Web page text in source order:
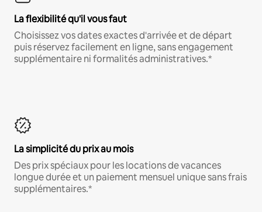
La flexibilité qu'il vous faut
Choisissez vos dates exactes d'arrivée et de départ
puis réservez facilement en ligne, sans engagement
supplémentaire ni formalités administratives.*
La simplicité du prix au mois
Des prix spéciaux pour les locations de vacances
longue durée et un paiement mensuel unique sans frais
supplémentaires.*